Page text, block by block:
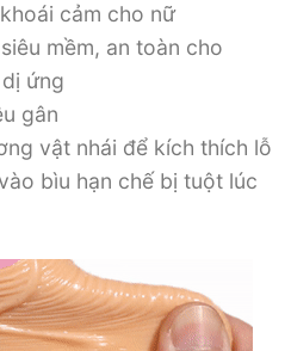
cảm cho nữ
mềm, an toàn cho
ứng
gân
vật nhái để kích thích lỗ
bìu hạn chế bị tuột lúc